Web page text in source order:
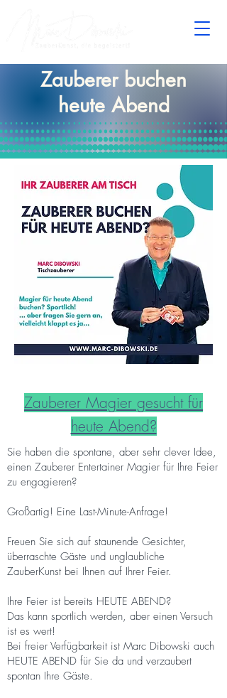
Zauberer buchen
heute Abend
Zauberer Magier gesucht für
heute Abend?
Sie haben die spontane, aber sehr clever Idee,
einen Zauberer Entertainer Magier für Ihre Feier
zu engagieren?
Großartig! Eine Last-Minute-Anfrage!
Freuen Sie sich auf staunende Gesichter,
überraschte Gäste und unglaubliche
ZauberKunst bei Ihnen auf Ihrer Feier.
Ihre Feier ist bereits HEUTE ABEND?
Das kann sportlich werden, aber einen Versuch
ist es wert!
Bei freier Verfügbarkeit ist Marc Dibowski auch
HEUTE ABEND für Sie da und verzaubert
spontan Ihre Gäste.